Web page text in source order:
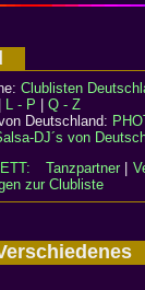
Clublisten
L - P
Q - Z
Deutschland:
DJ´s von
Tanzpartner|
zur Clubliste